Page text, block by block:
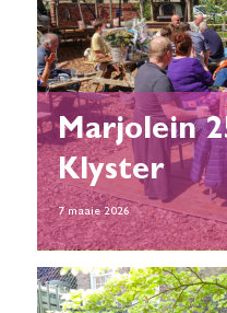
Marjolein
Klyster
7 maaie 2026